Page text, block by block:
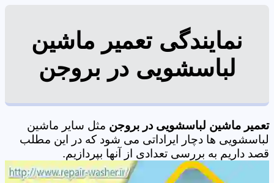
نمایندگی تعمیر ماشین
لباسشویی در بروجن
تعمیر ماشین لباسشویی در بروجن مثل سایر ماشین
لباسشویی ها دچار ایراداتی می شود که در این مطلب
قصد داریم به بررسی تعدادی از آنها بپردازیم.